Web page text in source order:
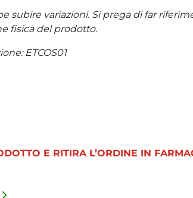
subire variazioni. Si prega di far
fisica del prodotto.
ETCOS01
E RITIRA L’ORDINE IN